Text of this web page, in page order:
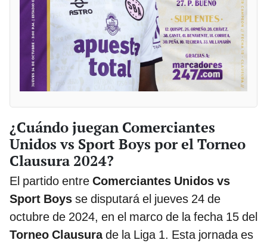
¿Cuándo juegan Comerciantes
Unidos vs Sport Boys por el Torneo
Clausura 2024?
El partido entre Comerciantes Unidos vs
Sport Boys se disputará el jueves 24 de
octubre de 2024, en el marco de la fecha 15 del
Torneo Clausurade la Liga 1. Esta jornada es